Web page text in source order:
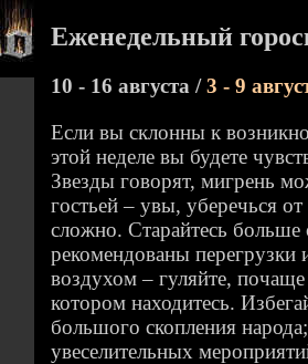
Еженедельный
10 - 16 августа /3 - 9
Если вы склонны к
этой неделе вы будете
Звезды говорят, мигрень
гостьей – увы, уберечься
сложно. Старайтесь больше
рекомендованы
воздухом – гуляйте,
котором находитесь.
большого скопления
увеселительных